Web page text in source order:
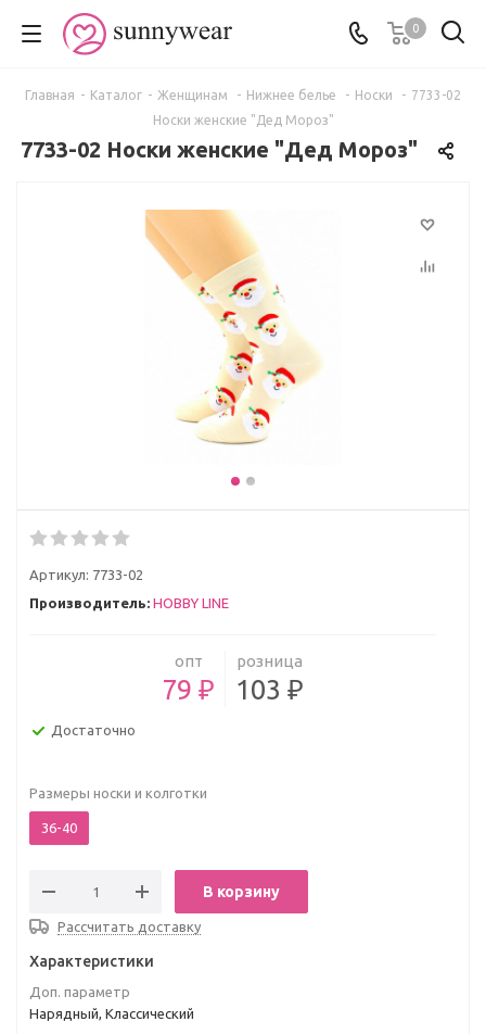
0
Главная - Каталог - Женщинам - Нижнее белье - Носки - 7733-02
Носки женские "Дед Мороз"
7733-02 Носки женские "Дед Мороз"
Артикул: 7733-02
Производитель: HOBBY LINE
опт
79 ₽
розница
103 ₽
Достаточно
Размеры носки и колготки
36-40
В корзину
Рассчитать доставку
Характеристики
Доп. параметр
Нарядный, Классический